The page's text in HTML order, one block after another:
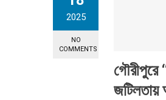
2025
NO
COMMENTS
গৌরীপুরে
জটিলতায়